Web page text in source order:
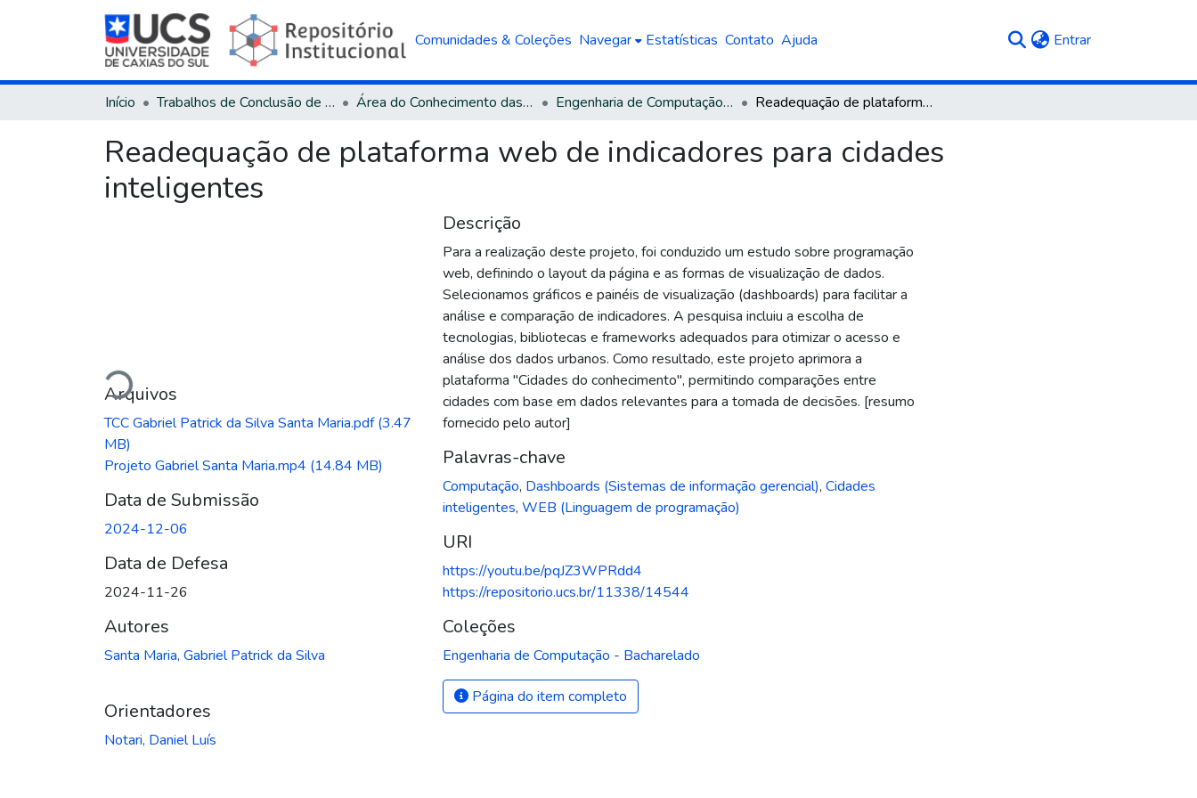
Comunidades & Coleções Navegar Estatísticas Contato Ajuda Entrar(current)
Início Trabalhos de Conclusão de Curso Área do Conhecimento das Engenharias Engenharia de Computação - Bacharelado Readequação de plataforma web de indicadores para cidades inteligentes
Readequação de plataforma web de indicadores para cidades
inteligentes
Carregando...
Arquivos
TCC Gabriel Patrick da Silva Santa Maria.pdf(3.47
MB)
Projeto Gabriel Santa Maria.mp4 (14.84 MB)
Data de Submissão
2024-12-06
Data de Defesa
2024-11-26
Autores
Santa Maria, Gabriel Patrick da Silva
Orientadores
Notari, Daniel Luís
Descrição
Para a realização deste projeto, foi conduzido um estudo sobre programação
web, definindo o layout da página e as formas de visualização de dados.
Selecionamos gráficos e painéis de visualização (dashboards) para facilitar a
análise e comparação de indicadores. A pesquisa incluiu a escolha de
tecnologias, bibliotecas e frameworks adequados para otimizar o acesso e
análise dos dados urbanos. Como resultado, este projeto aprimora a
plataforma "Cidades do conhecimento", permitindo comparações entre
cidades com base em dados relevantes para a tomada de decisões. [resumo
fornecido pelo autor]
Palavras-chave
Computação, Dashboards (Sistemas de informação gerencial), Cidades
inteligentes, WEB (Linguagem de programação)
URI
https://youtu.be/pqJZ3WPRdd4
https://repositorio.ucs.br/11338/14544
Coleções
Engenharia de Computação - Bacharelado
Página do item completo